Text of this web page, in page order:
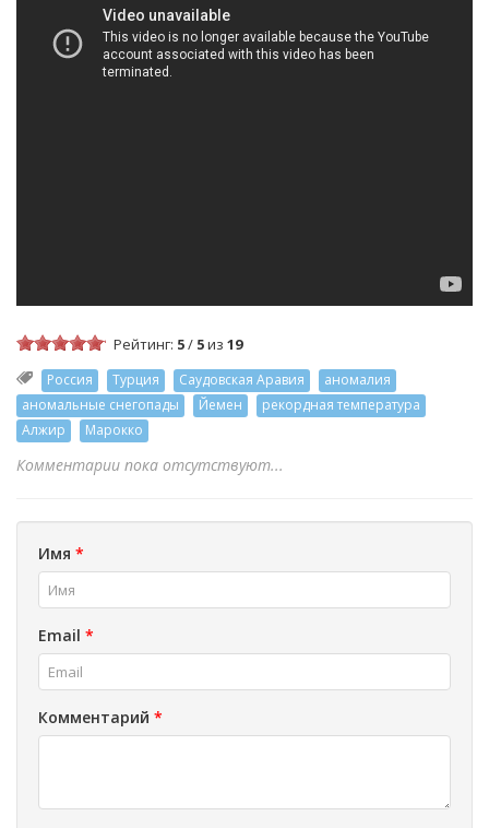
Рейтинг: 5/ 5из 19
Россия Турция Саудовская Аравия
аномалия
аномальные снегопады
Йемен
рекордная температура
Алжир
Марокко
Комментарии пока отсутствуют...
Имя *
Email *
Комментарий *